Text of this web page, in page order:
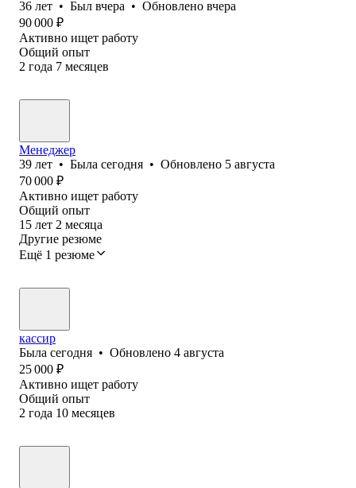
36 лет • Был вчера • Обновлено вчера
90 000 ₽
Активно ищет работу
Общий опыт
2 года 7 месяцев
Менеджер
39 лет • Была сегодня • Обновлено 5 августа
70 000 ₽
Активно ищет работу
Общий опыт
15 лет 2 месяца
Другие резюме
Ещё 1 резюме
кассир
Была сегодня • Обновлено 4 августа
25 000 ₽
Активно ищет работу
Общий опыт
2 года 10 месяцев